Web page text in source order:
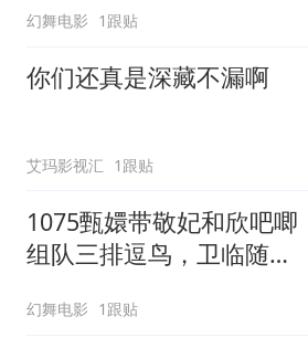
幻舞电影 1跟贴
你们还真是深藏不漏啊
艾玛影视汇 1跟贴
1075甄嬛带敬妃和欣吧唧
组队三排逗鸟，卫临随行
幻舞电影 1跟贴